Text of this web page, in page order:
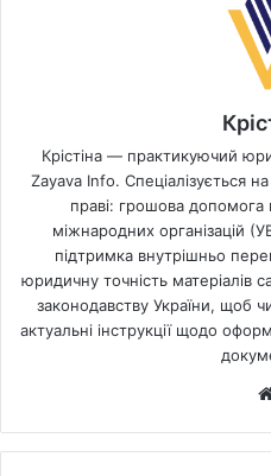
Крістіна — практикуючий
Zayava Info. Спеціалізується
праві: грошова допомога
міжнародних організацій
підтримка внутрішньо
юридичну точність матеріалів
законодавству України, щоб
актуальні інструкції щодо